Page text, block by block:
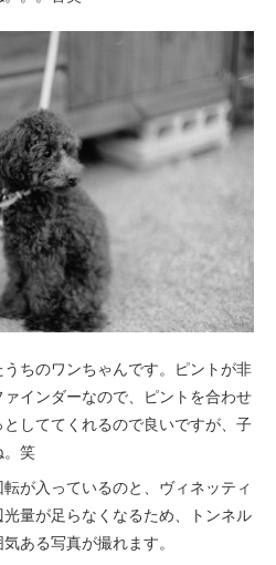
ちのワンちゃんです。ピントが非
インダーなので、ピントを合わせ
しててくれるので良いですが、子
。笑
が入っているのと、ヴィネッティ
量が足らなくなるため、トンネル
ある写真が撮れます。